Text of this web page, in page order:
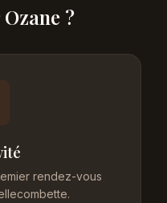
?
rendez-vous